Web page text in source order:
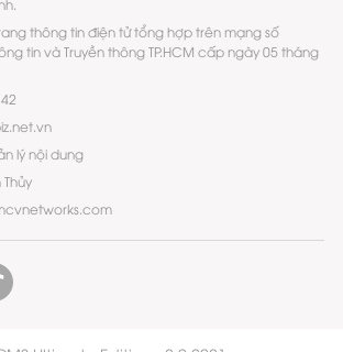
thông tin điện tử tổng hợp trên mạng số
tin và Truyền thông TP.HCM cấp ngày 05 tháng
lý nội dung